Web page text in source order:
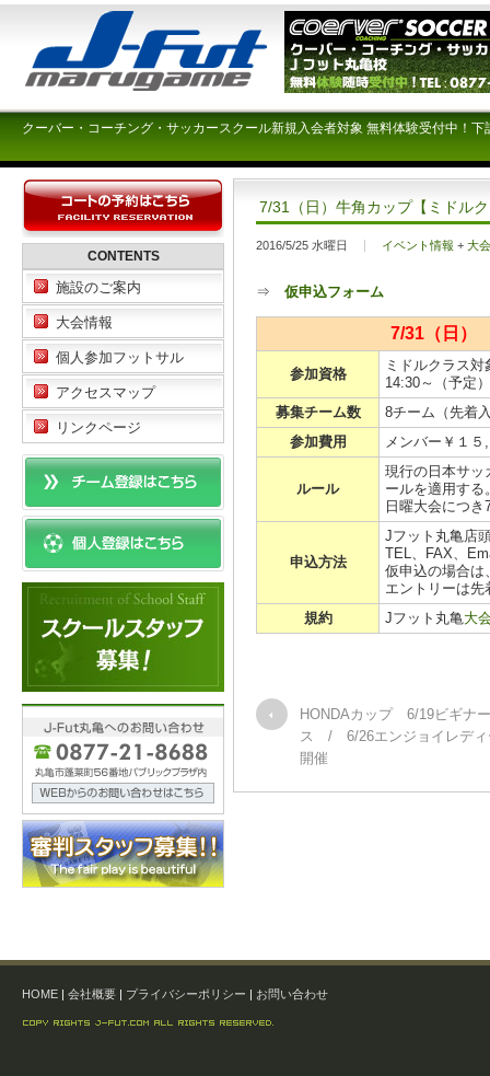
クーバー・コーチング・サッカースクール新規入会者対象 無料体験受付中！
7/31（日）牛角カップ【ミドル
2016/5/25 水曜日 イベント情報 + 大
⇒ 仮申込フォーム
7/31（日）
参加資格
ミドルクラス
14:30～（予定
募集チーム数
8チーム（先着
参加費用
メンバー￥１
ルール
現行の日本サッ
ールを適用する
日曜大会につ
申込方法
Jフット丸亀店
TEL、FAX、
仮申込の場合は
エントリーは
規約
Jフット丸亀 大
HONDAカップ 6/19ビギナ
ス / 6/26エンジョイレディ
開催
CONTENTS
施設のご案内
大会情報
個人参加フットサル
アクセスマップ
リンクページ
HOME | 会社概要 | プライバシーポリシー | お問い合わせ